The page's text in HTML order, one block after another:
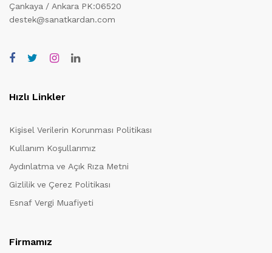
Çankaya / Ankara PK:06520
destek@sanatkardan.com
Hızlı Linkler
Kişisel Verilerin Korunması Politikası
Kullanım Koşullarımız
Aydınlatma ve Açık Rıza Metni
Gizlilik ve Çerez Politikası
Esnaf Vergi Muafiyeti
Firmamız